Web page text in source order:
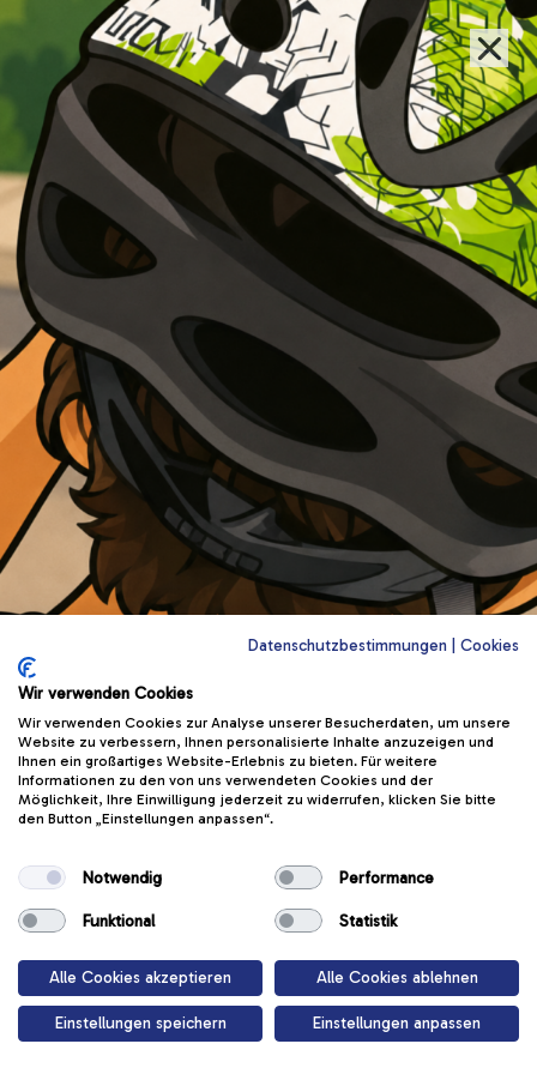
Datenschutzbestimmungen Cookies
Wir verwenden Cookies
Wir verwenden Cookies zur Analyse unserer Besucherdaten, um unsere
Website zu verbessern, Ihnen personalisierte Inhalte anzuzeigen und
Ihnen ein großartiges Website-Erlebnis zu bieten. Für weitere
Informationen zu den von uns verwendeten Cookies und der
Möglichkeit, Ihre Einwilligung jederzeit zu widerrufen, klicken Sie bitte
den Button „Einstellungen anpassen“.
Notwendig Performance
Funktional Statistik
Alle Cookies akzeptieren Alle Cookies ablehnen
Einstellungen speichern Einstellungen anpassen
Lernziel
Helm Auf Und
Los
Es ist wichtig, den passenden Helm zu
tragen. Erfahre mehr in dieser Lektion
Start